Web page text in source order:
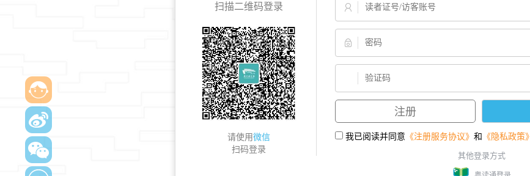
扫描二维码登录
请使用微信
扫码登录
我已阅读并同意 《注册服务协议》 和 《隐私政策》
其他登录方式